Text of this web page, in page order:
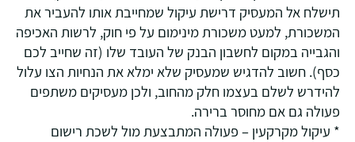
תישלח אל המעסיק דרישת עיקול שמחייבת אותו להעביר את
המשכורת, למעט משכורת מינימום על פי חוק, לרשות האכיפה
והגבייה במקום לחשבון הבנק של העובד שלו (זה שחייב לכם
כסף). חשוב להדגיש שמעסיק שלא ימלא את הנחיות הצו עלול
להידרש לשלם בעצמו חלק מהחוב, ולכן מעסיקים משתפים
פעולה גם אם מחוסר ברירה.
* עיקול מקרקעין – פעולה המתבצעת מול לשכת רישום